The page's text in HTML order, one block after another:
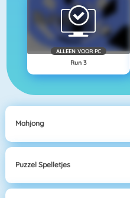
ALLEEN VOOR PC
Run 3
Mahjong
Puzzel Spelletjes